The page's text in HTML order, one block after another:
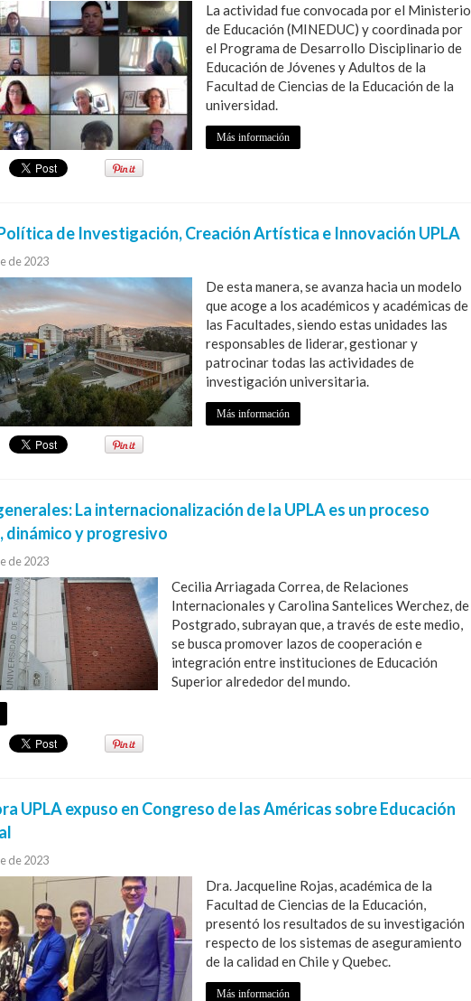
La actividad fue convocada por el Ministerio
de Educación (MINEDUC) y coordinada por
el Programa de Desarrollo Disciplinario de
Educación de Jóvenes y Adultos de la
Facultad de Ciencias de la Educación de la
universidad.
Más información
de Investigación, Creación Artística e Innovación UPLA
de 2023
De esta manera, se avanza hacia un modelo
que acoge a los académicos y académicas de
las Facultades, siendo estas unidades las
responsables de liderar, gestionar y
patrocinar todas las actividades de
investigación universitaria.
Más información
La internacionalización de la UPLA es un proceso
y progresivo
de 2023
Cecilia Arriagada Correa, de Relaciones
Internacionales y Carolina Santelices Werchez, de
Postgrado, subrayan que, a través de este medio,
se busca promover lazos de cooperación e
integración entre instituciones de Educación
Superior alrededor del mundo.
UPLA expuso en Congreso de las Américas sobre Educación
de 2023
Dra. Jacqueline Rojas, académica de la
Facultad de Ciencias de la Educación,
presentó los resultados de su investigación
respecto de los sistemas de aseguramiento
de la calidad en Chile y Quebec.
Más información